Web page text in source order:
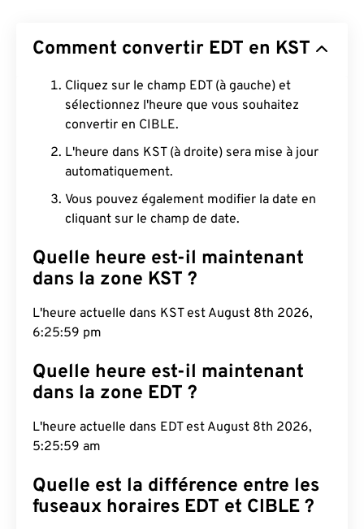
Comment convertir EDT en KST
Cliquez sur le champ EDT (à gauche) et
sélectionnez l'heure que vous souhaitez
convertir en CIBLE.
L'heure dans KST (à droite) sera mise à jour
automatiquement.
Vous pouvez également modifier la date en
cliquant sur le champ de date.
Quelle heure est-il maintenant
dans la zone KST ?
L'heure actuelle dans KST est August 8th 2026,
6:26:00 pm
Quelle heure est-il maintenant
dans la zone EDT ?
L'heure actuelle dans EDT est August 8th 2026,
5:26:00 am
Quelle est la différence entre les
fuseaux horaires EDT et CIBLE ?